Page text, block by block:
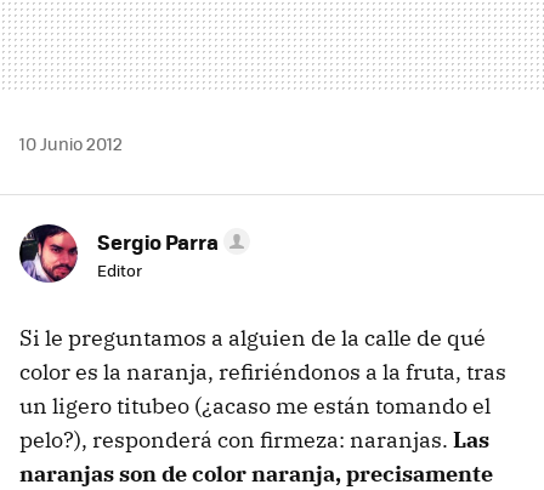
10 Junio 2012
Sergio Parra
Editor
Si le preguntamos a alguien de la calle de qué
color es la naranja, refiriéndonos a la fruta, tras
un ligero titubeo (¿acaso me están tomando el
pelo?), responderá con firmeza: naranjas. Las
naranjas son de color naranja, precisamente